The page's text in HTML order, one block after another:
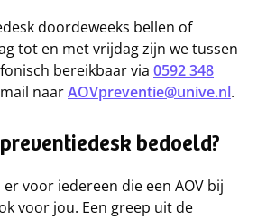
doordeweeks bellen of
tot en met vrijdag zijn we tussen
bereikbaar via 0592 348
naarAOVpreventie@unive.nl.
bedoeld?
voor iedereen die een AOV bij
voor jou. Een greep uit de